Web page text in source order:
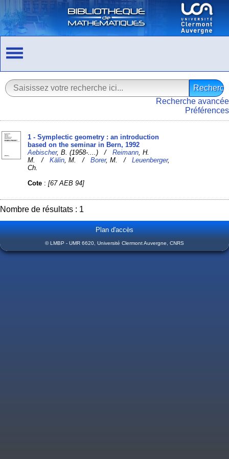
Recherche avancée
Préférences
1 - Symplectic geometry : an introduction
based on the seminar in Bern, 1992
Aebischer, B. (1958-....) /Reimann , H.
M. /Kälin , M. /Borer, M. /Leuenberger,
Ch.
Cote :[67 AEB 94]
Nombre de résultats : 1
Plan d'accès
© LMBP - UMR 6620, Université Clermont Auvergne, CNRS